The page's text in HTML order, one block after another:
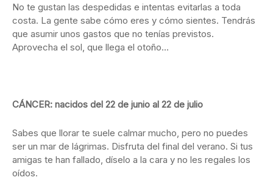
No te gustan las despedidas e intentas evitarlas a toda
costa. La gente sabe cómo eres y cómo sientes. Tendrás
que asumir unos gastos que no tenías previstos.
Aprovecha el sol, que llega el otoño…
CÁNCER: nacidos del 22 de junio al 22 de julio
Sabes que llorar te suele calmar mucho, pero no puedes
ser un mar de lágrimas. Disfruta del final del verano. Si tus
amigas te han fallado, díselo a la cara y no les regales los
oídos.